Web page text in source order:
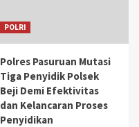
POLRI
Polres Pasuruan Mutasi
Tiga Penyidik Polsek
Beji Demi Efektivitas
dan Kelancaran Proses
Penyidikan